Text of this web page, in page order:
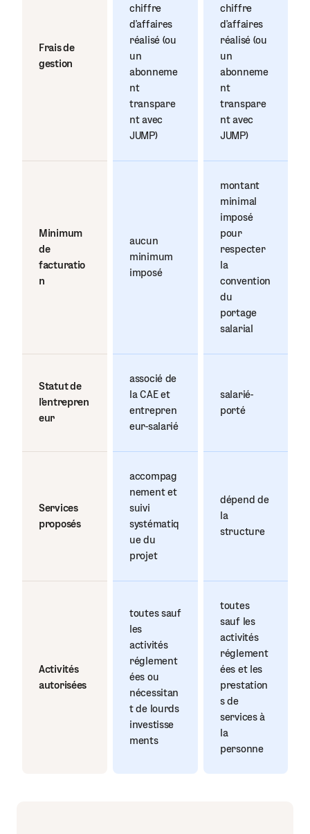
Frais de
gestion
chiffre
d'affaires
réalisé (ou
un
abonneme
nt
transpare
nt avec
JUMP)
chiffre
d'affaires
réalisé (ou
un
abonneme
nt
transpare
nt avec
JUMP)
Minimum
de
facturatio
n
aucun
minimum
imposé
montant
minimal
imposé
pour
respecter
la
convention
du
portage
salarial
Statut de
l'entrepren
eur
associé de
la CAE et
entrepren
eur-salarié
salarié-
porté
Services
proposés
accompag
nement et
suivi
systématiq
ue du
projet
dépend de
la
structure
Activités
autorisées
toutes sauf
les
activités
réglement
ées ou
nécessitan
t de lourds
investisse
ments
toutes
sauf les
activités
réglement
ées et les
prestation
s de
services à
la
personne